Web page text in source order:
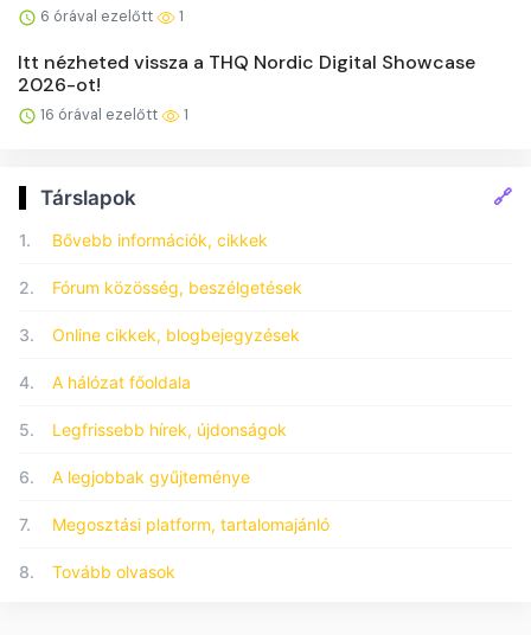
6 órával ezelőtt 1
Itt nézheted vissza a THQ Nordic Digital Showcase
2026-ot!
16 órával ezelőtt 1
Társlapok 🔗
1. Bővebb információk, cikkek
2. Fórum közösség, beszélgetések
3. Online cikkek, blogbejegyzések
4. A hálózat főoldala
5. Legfrissebb hírek, újdonságok
6. A legjobbak gyűjteménye
7. Megosztási platform, tartalomajánló
8. Tovább olvasok